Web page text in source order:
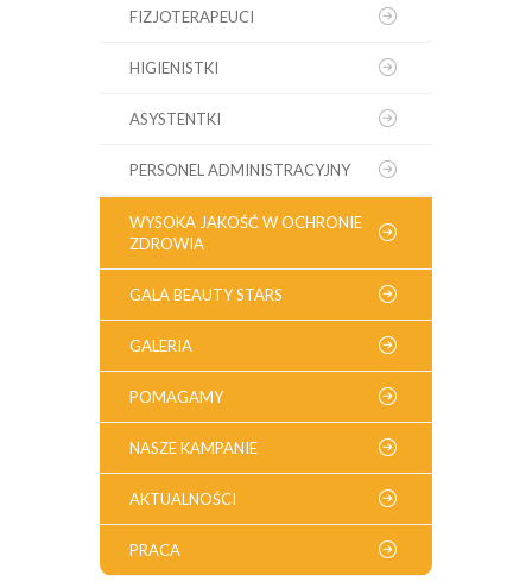
FIZJOTERAPEUCI
HIGIENISTKI
ASYSTENTKI
PERSONEL ADMINISTRACYJNY
WYSOKA JAKOŚĆ W OCHRONIE
ZDROWIA
GALA BEAUTY STARS
GALERIA
POMAGAMY
NASZE KAMPANIE
AKTUALNOŚCI
PRACA